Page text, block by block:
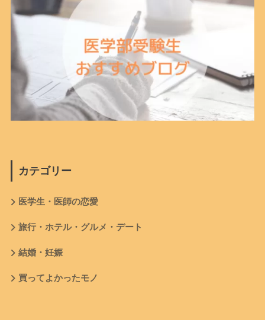
カテゴリー
医学生・医師の恋愛
旅行・ホテル・グルメ・デート
結婚・妊娠
買ってよかったモノ